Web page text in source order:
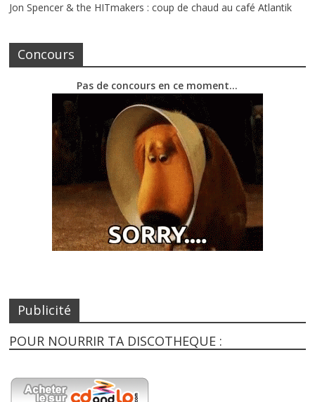
Jon Spencer & the HITmakers : coup de chaud au café Atlantik
Concours
Pas de concours en ce moment…
Publicité
POUR NOURRIR TA DISCOTHEQUE :